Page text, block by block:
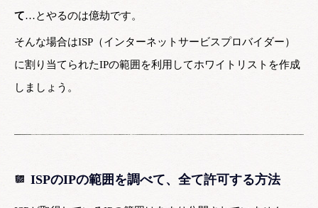
て…とやるのは億劫です。
そんな場合はISP（インターネットサービスプロバイダー）
に割り当てられたIPの範囲を利用してホワイトリストを作成
しましょう。
ISPのIPの範囲を調べて、全て許可する方法